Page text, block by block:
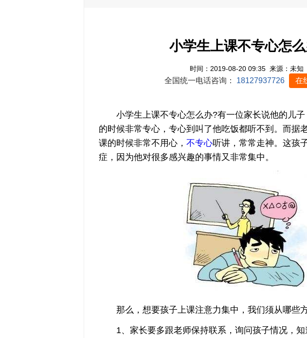
小学生上课不专心怎
时间：2019-08-20 09:35 来源：未知
全国统一电话咨询： 18127937726 在
小学生上课不专心怎么办?有一位家长说他的儿子
的时候非常专心，专心到叫了他吃饭都听不到。而据
课的时候非常不用心， 不专心听讲，常常走神。这孩
症，因为他对很多感兴趣的事情又非常集中。
那么，想要孩子上课注意力集中，我们须从哪些方
1、家长要多跟老师保持联系，询问孩子情况，知